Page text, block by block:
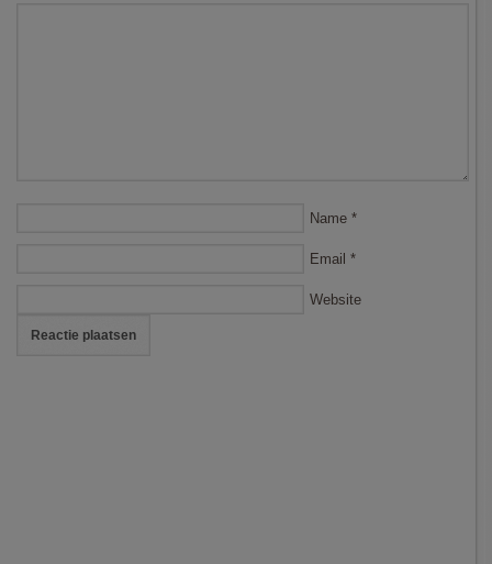
Name *
Email *
Website